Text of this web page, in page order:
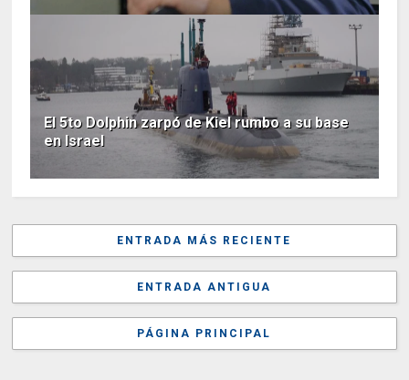
El 5to Dolphin zarpó de Kiel rumbo a su base
en Israel
ENTRADA MÁS RECIENTE
ENTRADA ANTIGUA
PÁGINA PRINCIPAL